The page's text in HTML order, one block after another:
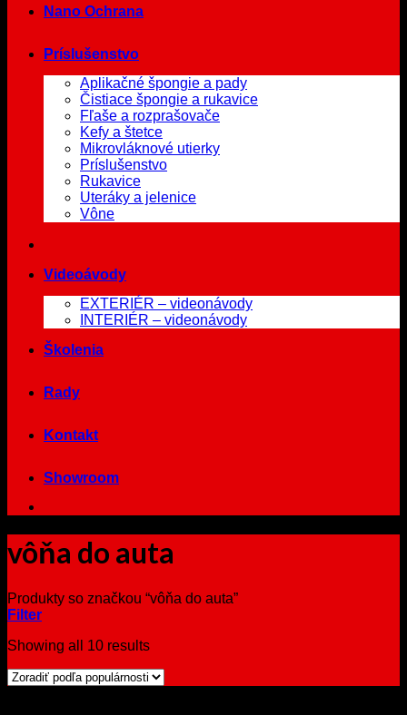
Nano Ochrana
Príslušenstvo
Aplikačné špongie a pady
Čistiace špongie a rukavice
Fľaše a rozprašovače
Kefy a štetce
Mikrovláknové utierky
Príslušenstvo
Rukavice
Uteráky a jelenice
Vône
Videoávody
EXTERIÉR – videonávody
INTERIÉR – videonávody
Školenia
Rady
Kontakt
Showroom
vôňa do auta
Produkty so značkou “vôňa do auta”
Filter
Showing all 10 results